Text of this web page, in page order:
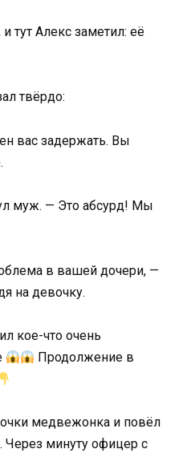
тут Алекс заметил: её
твёрдо:
вас задержать. Вы
муж. — Это абсурд! Мы
в вашей дочери, —
на девочку.
кое-что очень
Продолжение в
медвежонка и повёл
Через минуту офицер с